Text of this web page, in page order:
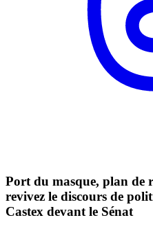
Port du masque, plan de
revivez le discours de
Castex devant le Sénat